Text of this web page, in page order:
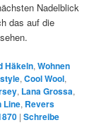
Nadelblick
das auf die
Häkeln,Wohnen
,Cool Wool,
, Lana Grossa,
Line, Revers
|Schreibe